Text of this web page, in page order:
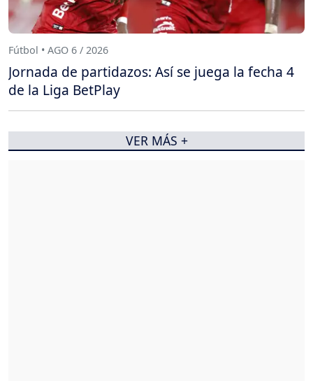
Fútbol • AGO 6 / 2026
Jornada de partidazos: Así se juega la fecha 4
de la Liga BetPlay
VER MÁS +